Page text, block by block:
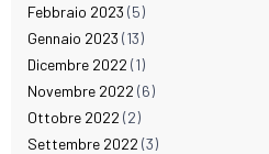
Febbraio 2023 (5)
Gennaio 2023 (13)
Dicembre 2022 (1)
Novembre 2022 (6)
Ottobre 2022 (2)
Settembre 2022 (3)